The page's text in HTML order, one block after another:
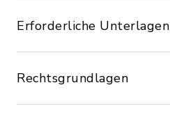
Erforderliche Unterlagen
Rechtsgrundlagen